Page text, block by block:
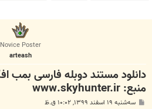
Novice Poster
arteash
منبع: www.skyhunter.ir
سه‌شنبه ۱۹ اسفند ۱۳۹۹, ۱۰:۰۲ ق.ظ